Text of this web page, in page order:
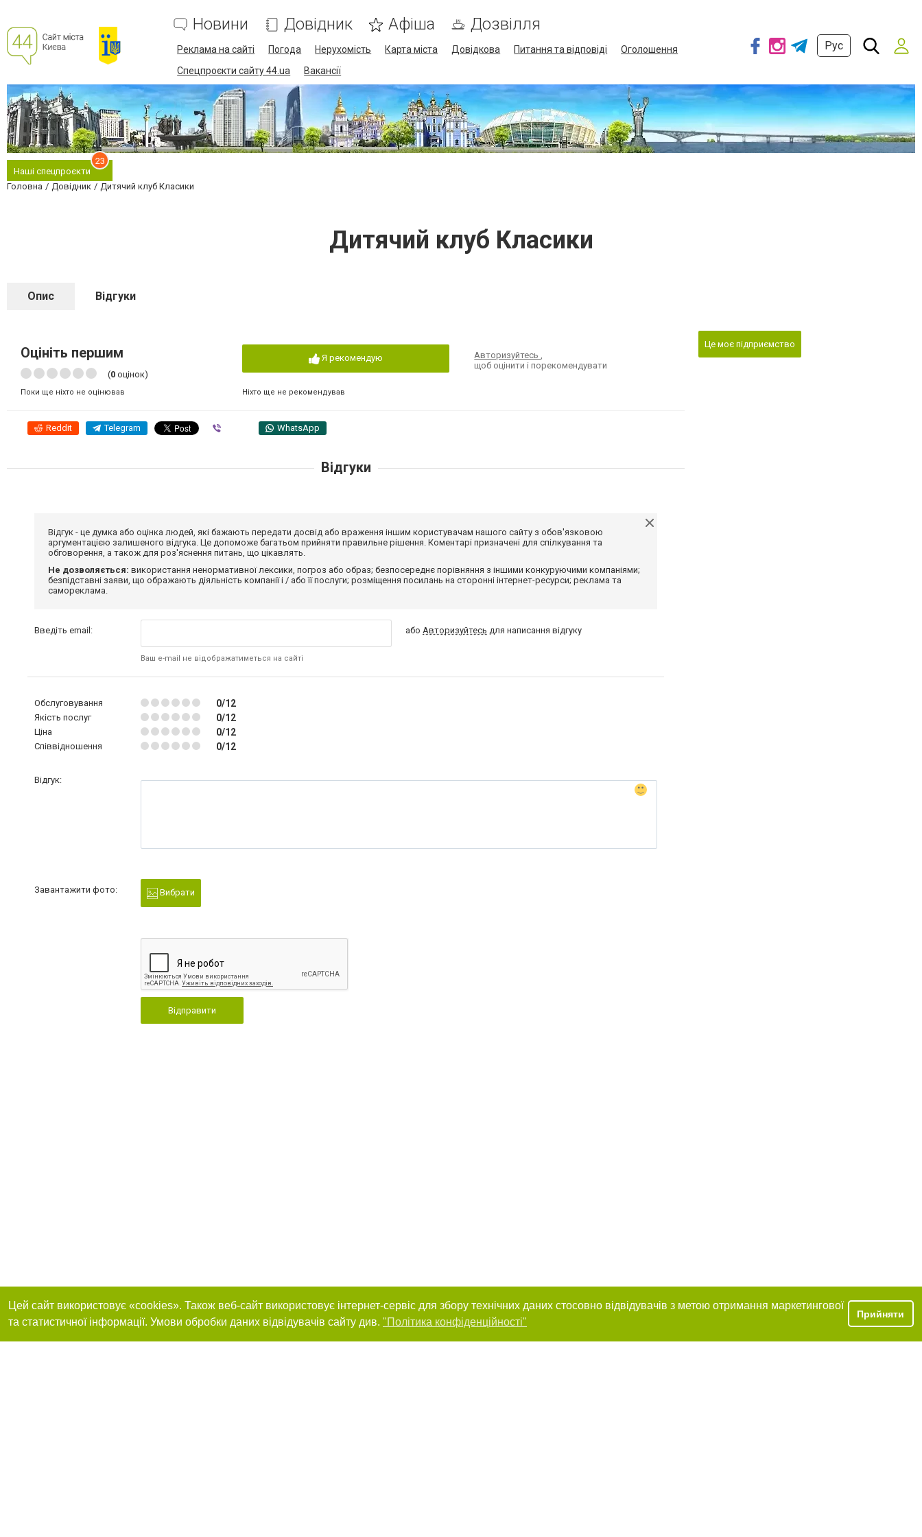
Новини Довідник Афіша Дозвілля
Реклама на сайті Погода Нерухомість Карта міста Довідкова Питання та відповіді
Оголошення
Спецпроєкти сайту 44.ua
Вакансії
Рус
Наші спецпроєкти
23
Головна Довідник Дитячий клуб Класики
Дитячий клуб Класики
Опис Відгуки
Оцініть першим
(0 оцінок)
Поки ще ніхто не оцінював
Я рекомендую
Ніхто ще не рекомендував
Авторизуйтесь,
щоб оцінити і порекомендувати
Reddit Telegram WhatsApp
Це моє підприємство
Відгуки
Відгук - це думка або оцінка людей, які бажають передати досвід або враження іншим користувачам нашого сайту з обов'язковою
аргументацією залишеного відгука. Це допоможе багатьом прийняти правильне рішення. Коментарі призначені для спілкування та
обговорення, а також для роз'яснення питань, що цікавлять.
Не дозволяється: використання ненормативної лексики, погроз або образ; безпосереднє порівняння з іншими конкуруючими компаніями;
безпідставні заяви, що ображають діяльність компанії і / або її послуги; розміщення посилань на сторонні інтернет-ресурси; реклама та
самореклама.
Введіть email:
Ваш e-mail не відображатиметься на сайті
абоАвторизуйтесь для написання відгуку
Обслуговування 0/12
Якість послуг 0/12
Ціна 0/12
Співвідношення 0/12
Відгук:
Завантажити фото: Вибрати
Відправити
Цей сайт використовує «cookies». Також веб-сайт використовує інтернет-сервіс для збору технічних даних стосовно відвідувачів з метою отримання маркетингової
та статистичної інформації. Умови обробки даних відвідувачів сайту див. "Політика конфіденційності"
Прийняти